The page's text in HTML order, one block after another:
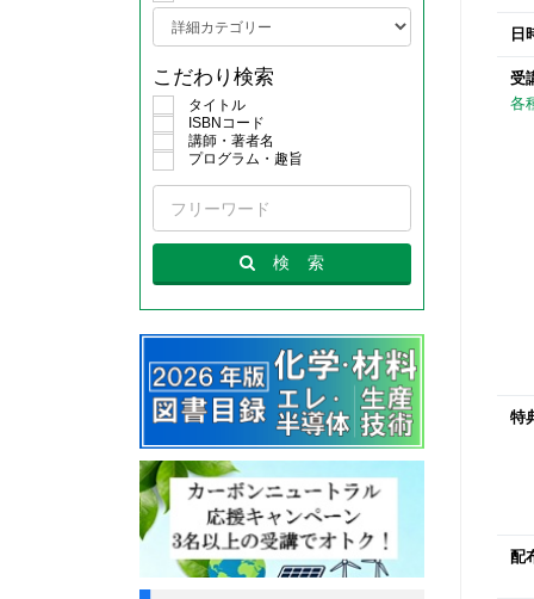
日
受
各
特
配
こだわり検索
タイトル
ISBNコード
講師・著者名
プログラム・趣旨
検 索